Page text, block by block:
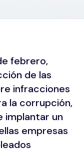
febrero,
de las
infracciones
la corrupción,
implantar un
empresas